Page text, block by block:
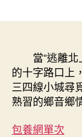
當“逃離北
的十字路口上
三四線小城尋
熟習的鄉音鄉
包養網單次